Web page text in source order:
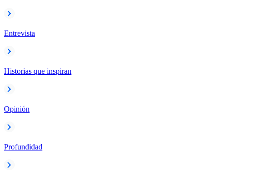
Entrevista
Historias que inspiran
Opinión
Profundidad